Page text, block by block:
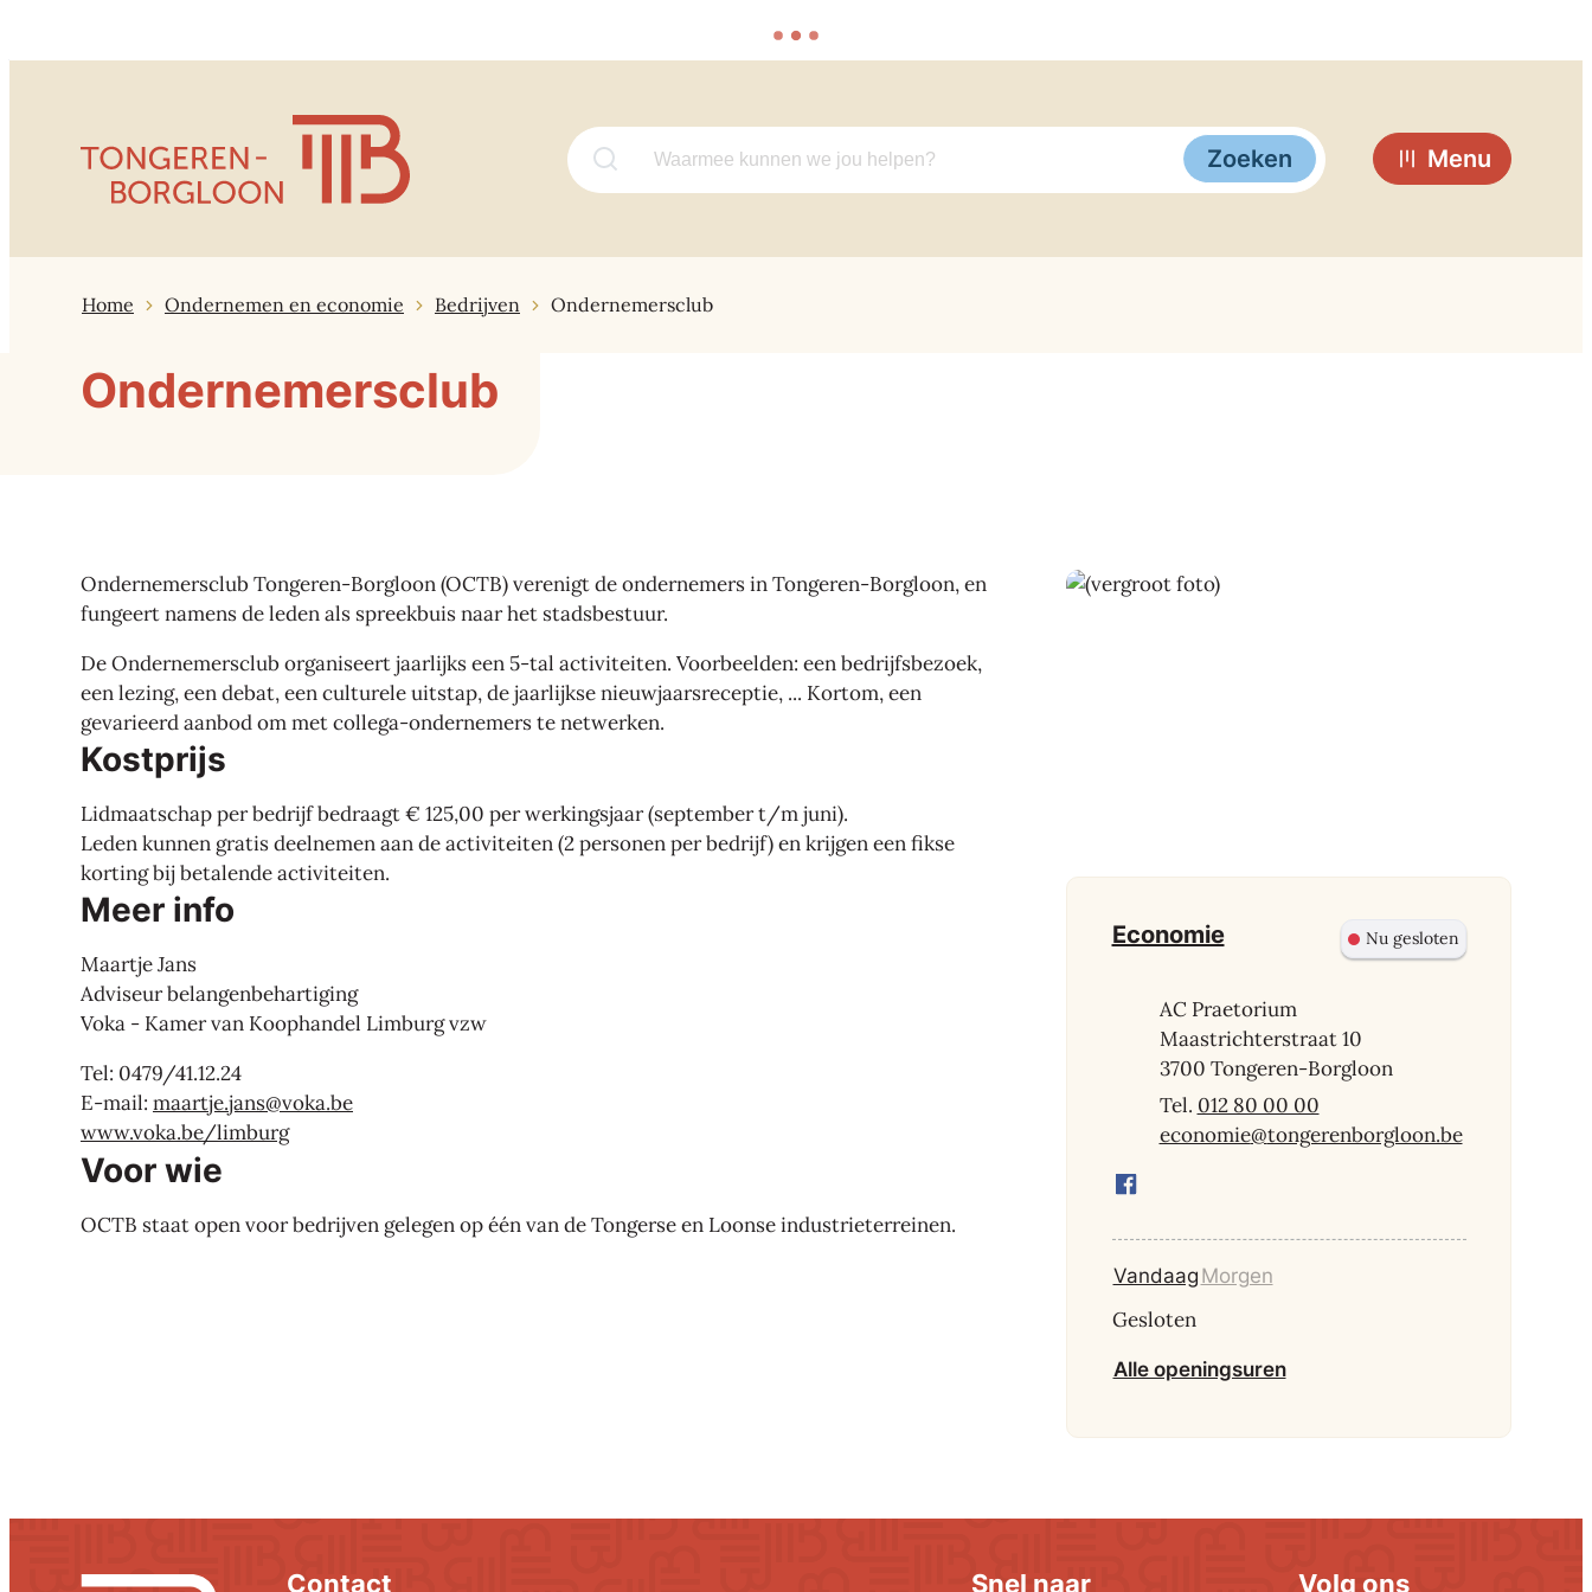
Waarmee kunnen we jou helpen?
Zoeken Menu
Home Ondernemen en economie Bedrijven Ondernemersclub
Ondernemersclub
Ondernemersclub Tongeren-Borgloon (OCTB) verenigt de ondernemers in Tongeren-Borgloon, en
fungeert namens de leden als spreekbuis naar het stadsbestuur.
De Ondernemersclub organiseert jaarlijks een 5-tal activiteiten. Voorbeelden: een bedrijfsbezoek,
een lezing, een debat, een culturele uitstap, de jaarlijkse nieuwjaarsreceptie, ... Kortom, een
gevarieerd aanbod om met collega-ondernemers te netwerken.
Kostprijs
Lidmaatschap per bedrijf bedraagt € 125,00 per werkingsjaar (september t/m juni).
Leden kunnen gratis deelnemen aan de activiteiten (2 personen per bedrijf) en krijgen een fikse
korting bij betalende activiteiten.
Meer info
Maartje Jans
Adviseur belangenbehartiging
Voka - Kamer van Koophandel Limburg vzw
Tel: 0479/41.12.24
E-mail: maartje.jans@voka.be
www.voka.be/limburg
Voor wie
OCTB staat open voor bedrijven gelegen op één van de Tongerse en Loonse industrieterreinen.
Contact
Economie
Nu gesloten
AdresAC Praetorium
Maastrichterstraat 10
,3700 Tongeren-Borgloon
012 80 00 00
E-maileconomie@tongerenborgloon.be
Facebook
Vandaag Morgen
Gesloten
Alle openingsurenEconomie
Contact Snel naar Volg ons